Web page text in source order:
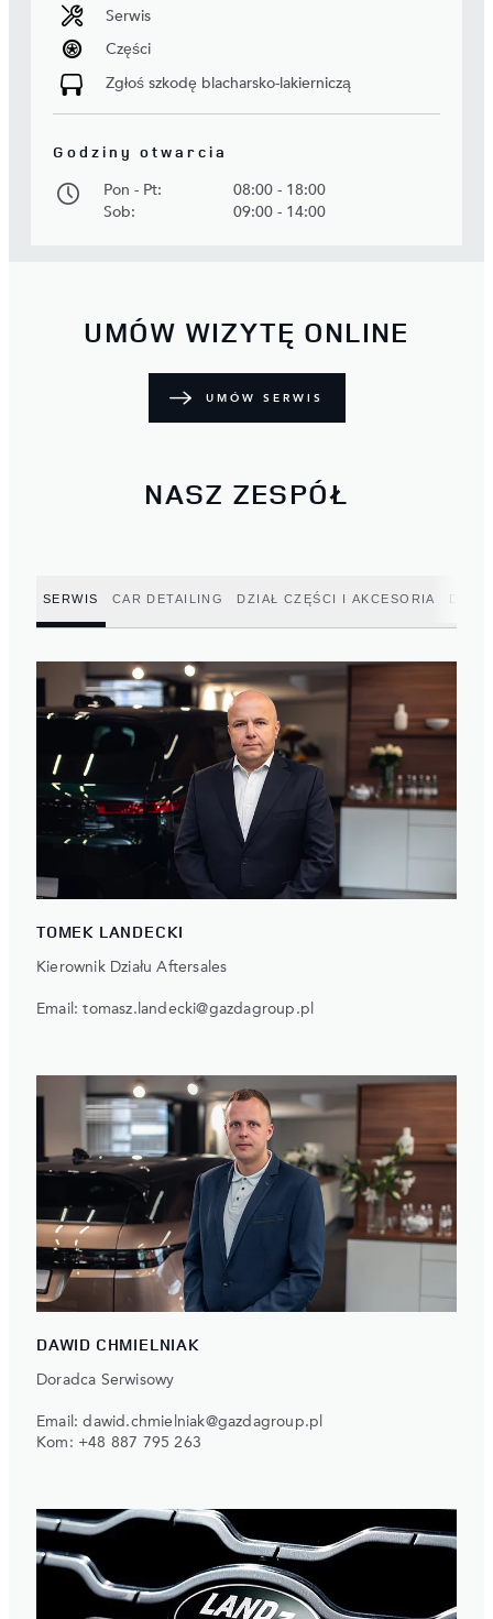
Serwis
Części
Zgłoś szkodę blacharsko-lakierniczą
Godziny otwarcia
Pon - Pt:
08:00 - 18:00
Sob:
09:00 - 14:00
UMÓW WIZYTĘ ONLINE
UMÓW SERWIS
NASZ ZESPÓŁ
SERWIS CAR DETAILING DZIAŁ CZĘŚCI I AKCESORIA
TOMEK LANDECKI
Kierownik Działu Aftersales
Email:tomasz.landecki@gazdagroup.pl
DAWID CHMIELNIAK
Doradca Serwisowy
Email:dawid.chmielniak@gazdagroup.pl
Kom: +48 887 795 263